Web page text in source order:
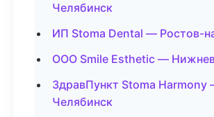
Челябинск
ИП Stoma Dental — Ростов-
ООО Smile Esthetic —
ЗдравПункт Stoma Harmony
Челябинск